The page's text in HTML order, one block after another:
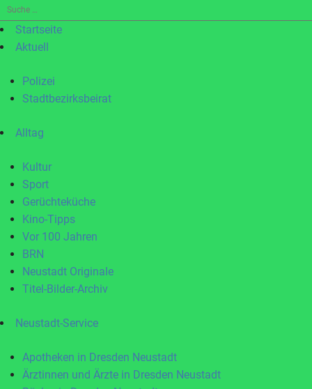
Suche
nach:Startseite
Aktuell
Polizei
Stadtbezirksbeirat
Alltag
Kultur
Sport
Gerüchteküche
Kino-Tipps
Vor 100 Jahren
BRN
Neustadt Originale
Titel-Bilder-Archiv
Neustadt-Service
Apotheken in Dresden Neustadt
Ärztinnen und Ärzte in Dresden Neustadt